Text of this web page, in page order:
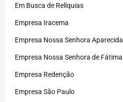
Em Busca de Relíquias
Empresa Iracema
Empresa Nossa Senhora Aparecida
Empresa Nossa Senhora de Fátima
Empresa Redenção
Empresa São Paulo